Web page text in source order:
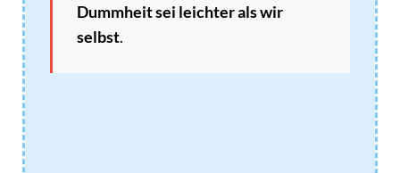
Dummheit sei leichter als wir
selbst.